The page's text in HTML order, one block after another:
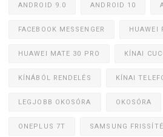
ANDROID 9.0 ANDROID 10
FACEBOOK MESSENGER HUAWEI
HUAWEI MATE 30 PRO KÍNAI
KÍNÁBÓL RENDELÉS KÍNAI
LEGJOBB OKOSÓRA OKOSÓRA
ONEPLUS 7T SAMSUNG